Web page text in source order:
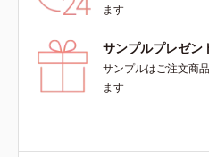
ます
サンプルプレゼン
サンプルはご注文商
ます